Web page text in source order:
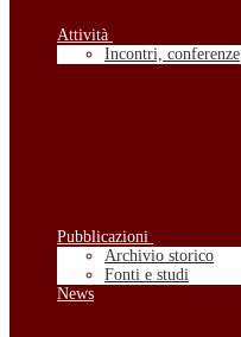
Attività
Incontri, conferenze
Pubblicazioni
Archivio storico
Fonti e studi
News